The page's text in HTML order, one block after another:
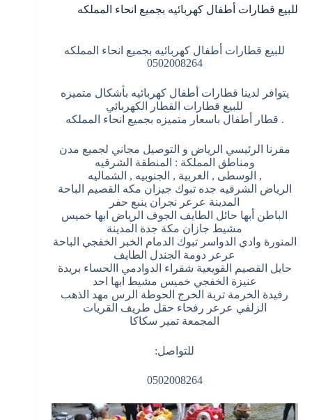
للبيع قطارات أطفال كهربائيه بجميع انحاء المملكه
للبيع قطارات أطفال كهربائيه بجميع انحاء المملكه
0502008264
يتوافر لدينا قطارات أطفال كهربائيه بأشكال متميزه
للبيع قطارات القطار الكهربائي
. قطار أطفال باسعار متميزه بجميع انحاء المملكه
مقرنا الرئيسي الرياض و التوصيل مجاني لجميع مدن
ومناطق المملكة : المنطقة الشرقيه
, الوسطى , الغربية , الجنوبيه , الشماليه
الرياض الشرقيه جده تبوك جيزان مكه القصيم الباحة
المدينة عرعر نجران ينبع حفر
الباطن أبها حائل الطايف الجوف الرياض ابها خميس
مشيط جازان مكة جدة المدينة
المنورة وادي الدواسر تبوك الدمام الخبر الخفجي الباحة
عرعر دومة الجندل الطايف
حايل القصيم القويعية شقراء الدوادمي االحساء بريدة
عنيزة الخفجي خميس مشيط ابها احد
رفيدة الخرمة تربة الخرج الحوطة الرس مهد الذهب
الزلفي عرعر رفحاء حقل طريف القريات
المجمعة تمير سكاكا
للتواصل:
0502008264